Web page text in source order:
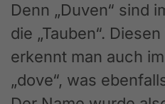
Denn „Duven“ sind
die „Tauben“.
erkennt man auch
„dove“, was